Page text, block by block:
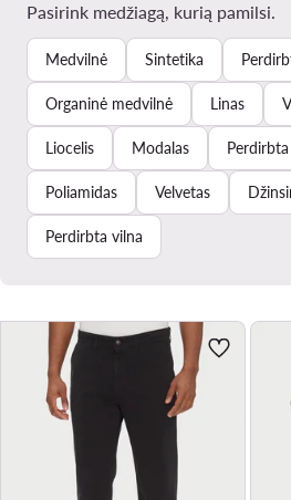
Pasirink medžiagą, kurią pamilsi.
Medvilnė Sintetika
Organinė medvilnė Linas
Liocelis Modalas
Poliamidas Velvetas
Perdirbta vilna